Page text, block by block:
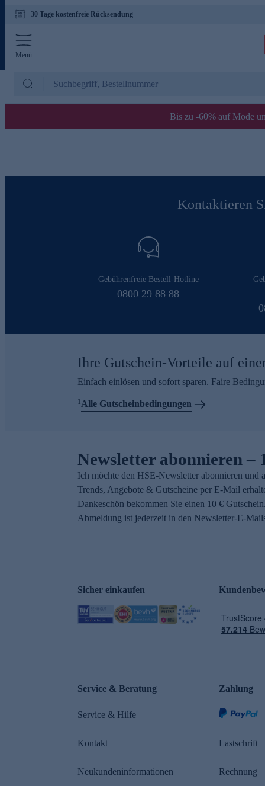
30 Tage kostenfreie Rücksendung
Menü
Bis zu -60% auf Mode
Kontaktieren
Gebührenfreie Bestell-Hotline
0800 29 88 88
Ihre Gutschein-Vorteile auf
Einfach einlösen und sofort sparen. Faire
1Alle Gutscheinbedingungen
Newsletter abonnieren –
Ich möchte den HSE-Newsletter abonnieren und
Trends, Angebote & Gutscheine per E-Mail
Dankeschön bekommen Sie einen 10 €
Abmeldung ist jederzeit in den Newsletter-E-
Sicher einkaufen
Service & Beratung
Service & Hilfe
Kontakt
Neukundeninformationen
Zahlung
Lastschrift
Rechnung